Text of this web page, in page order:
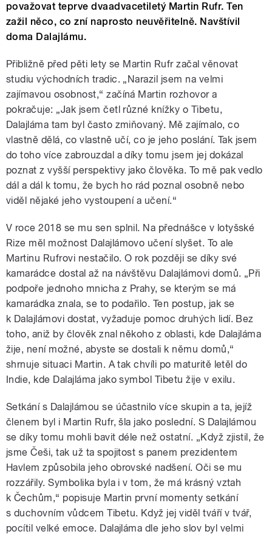
považovat teprve dvaadvacetiletý Martin Rufr. Ten
zažil něco, co zní naprosto neuvěřitelně. Navštívil
doma Dalajlámu.
Přibližně před pěti lety se Martin Rufr začal věnovat
studiu východních tradic. „Narazil jsem na velmi
zajímavou osobnost,“ začíná Martin rozhovor a
pokračuje: „Jak jsem četl různé knížky o Tibetu,
Dalajláma tam byl často zmiňovaný. Mě zajímalo, co
vlastně dělá, co vlastně učí, co je jeho poslání. Tak jsem
do toho více zabrouzdal a díky tomu jsem jej dokázal
poznat z vyšší perspektivy jako člověka. To mě pak vedlo
dál a dál k tomu, že bych ho rád poznal osobně nebo
viděl nějaké jeho vystoupení a učení.“
V roce 2018 se mu sen splnil. Na přednášce v lotyšské
Rize měl možnost Dalajlámovo učení slyšet. To ale
Martinu Rufrovi nestačilo. O rok později se díky své
kamarádce dostal až na návštěvu Dalajlámovi domů. „Při
podpoře jednoho mnicha z Prahy, se kterým se má
kamarádka znala, se to podařilo. Ten postup, jak se
k Dalajlámovi dostat, vyžaduje pomoc druhých lidí. Bez
toho, aniž by člověk znal někoho z oblasti, kde Dalajláma
žije, není možné, abyste se dostali k němu domů,“
shrnuje situaci Martin. A tak chvíli po maturitě letěl do
Indie, kde Dalajláma jako symbol Tibetu žije v exilu.
Setkání s Dalajlámou se účastnilo více skupin a ta, jejíž
členem byl i Martin Rufr, šla jako poslední. S Dalajlámou
se díky tomu mohli bavit déle než ostatní. „Když zjistil, že
jsme Češi, tak už ta spojitost s panem prezidentem
Havlem způsobila jeho obrovské nadšení. Oči se mu
rozzářily. Symbolika byla i v tom, že má krásný vztah
k Čechům,“ popisuje Martin první momenty setkání
s duchovním vůdcem Tibetu. Když jej viděl tváří v tvář,
pocítil velké emoce. Dalajláma dle jeho slov byl velmi